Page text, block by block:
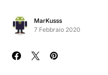
MarKusss
7 Febbraio 2020